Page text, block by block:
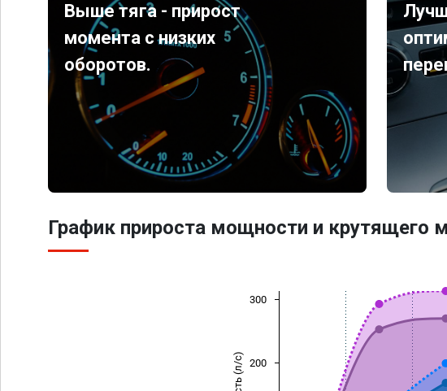
Выше тяга - прирост
момента с низких
оборотов.
График прироста мощности и крутящего
200
300